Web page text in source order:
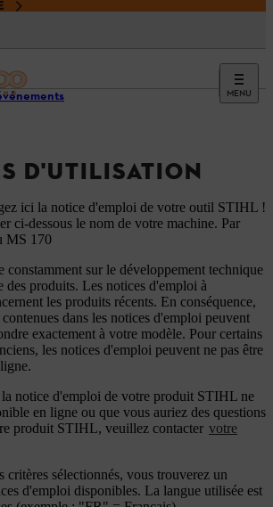
MENU
D'UTILISATION
ici la notice d'emploi de votre outil STIHL !
ci-dessous le nom de votre machine. Par
MS 170
sur le développement technique
des produits. Les notices d'emploi à
les produits récents. En conséquence,
dans les notices d'emploi peuvent
exactement à votre modèle. Pour certains
les notices d'emploi peuvent ne pas être
la notice d'emploi de votre produit STIHL ne
en ligne ou que vous auriez des questions
produit STIHL, veuillez contacter votre
critères sélectionnés, vous trouverez un
d'emploi disponibles. La langue utilisée est